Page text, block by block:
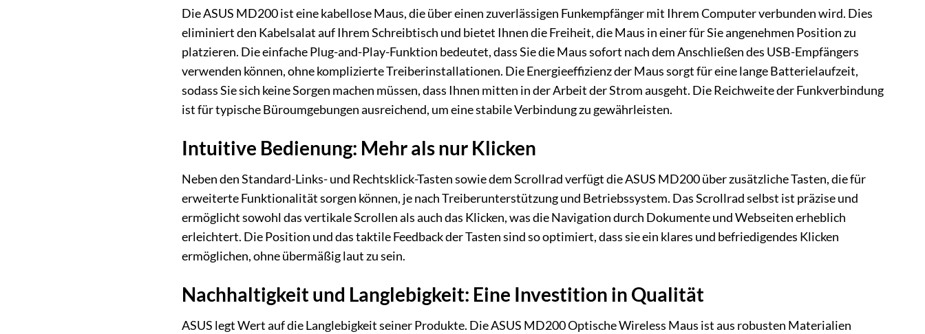
Die ASUS MD200 ist eine kabellose Maus, die über einen zuverlässigen Funkempfänger mit Ihrem Computer verbunden wird. Dies
eliminiert den Kabelsalat auf Ihrem Schreibtisch und bietet Ihnen die Freiheit, die Maus in einer für Sie angenehmen Position zu
platzieren. Die einfache Plug-and-Play-Funktion bedeutet, dass Sie die Maus sofort nach dem Anschließen des USB-Empfängers
verwenden können, ohne komplizierte Treiberinstallationen. Die Energieeffizienz der Maus sorgt für eine lange Batterielaufzeit,
sodass Sie sich keine Sorgen machen müssen, dass Ihnen mitten in der Arbeit der Strom ausgeht. Die Reichweite der Funkverbindung
ist für typische Büroumgebungen ausreichend, um eine stabile Verbindung zu gewährleisten.
Intuitive Bedienung: Mehr als nur Klicken
Neben den Standard-Links- und Rechtsklick-Tasten sowie dem Scrollrad verfügt die ASUS MD200 über zusätzliche Tasten, die für
erweiterte Funktionalität sorgen können, je nach Treiberunterstützung und Betriebssystem. Das Scrollrad selbst ist präzise und
ermöglicht sowohl das vertikale Scrollen als auch das Klicken, was die Navigation durch Dokumente und Webseiten erheblich
erleichtert. Die Position und das taktile Feedback der Tasten sind so optimiert, dass sie ein klares und befriedigendes Klicken
ermöglichen, ohne übermäßig laut zu sein.
Nachhaltigkeit und Langlebigkeit: Eine Investition in Qualität
ASUS legt Wert auf die Langlebigkeit seiner Produkte. Die ASUS MD200 Optische Wireless Maus ist aus robusten Materialien